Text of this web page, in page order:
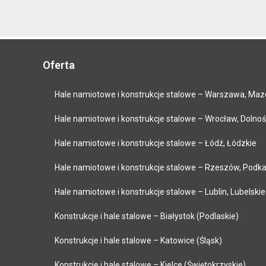
Oferta
Hale namiotowe i konstrukcje stalowe – Warszawa,
Hale namiotowe i konstrukcje stalowe – Wrocław,
Hale namiotowe i konstrukcje stalowe – Łódź, Łódzkie
Hale namiotowe i konstrukcje stalowe – Rzeszów,
Hale namiotowe i konstrukcje stalowe – Lublin, Lubelskie
Konstrukcje i hale stalowe – Białystok (Podlaskie)
Konstrukcje i hale stalowe – Katowice (Śląsk)